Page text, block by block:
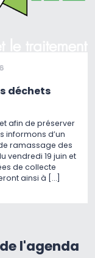
déchets
afin de préserver
informons d’un
ramassage des
vendredi 19 juin et
de collecte
ainsi à […]
l'agenda